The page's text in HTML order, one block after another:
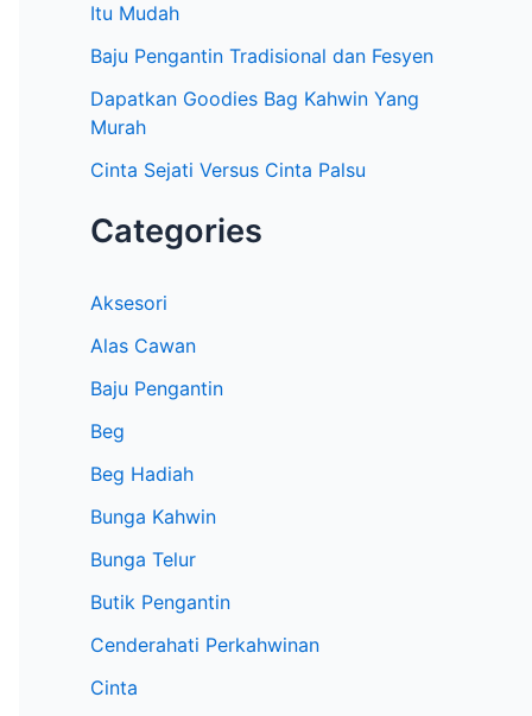
Itu Mudah
Baju Pengantin Tradisional dan Fesyen
Dapatkan Goodies Bag Kahwin Yang
Murah
Cinta Sejati Versus Cinta Palsu
Categories
Aksesori
Alas Cawan
Baju Pengantin
Beg
Beg Hadiah
Bunga Kahwin
Bunga Telur
Butik Pengantin
Cenderahati Perkahwinan
Cinta